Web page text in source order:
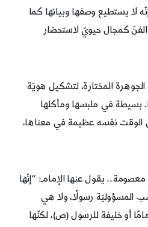
لا يستطيع وصفها وبيانها كما
الفنّ كمجال حيويّ لاستحضار
المختارة، لتشكيل هويّة
بسيطة في ملبسها ومأكلها
الوقت نفسه عظيمة في معناها،
معصومة.. يقول عنها الإمام: “إنّها
المسؤوليّة رسولًا، ولا هي
أو خليفة للرسول (ص)، لكنّها